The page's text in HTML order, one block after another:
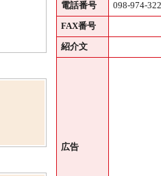
電話番号 098-974-
FAX番号
紹介文
広告